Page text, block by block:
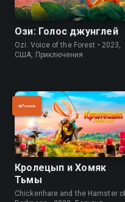
Ози: Голос джунглей
Ozi: Voice of the Forest • 2023,
США, Приключения
Кролецып и Хомяк
Тьмы
Chickenhare and the Hamster